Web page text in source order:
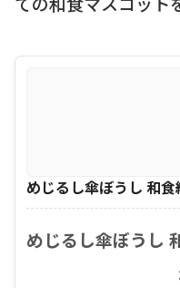
めじるし傘ぼうし 和食
めじるし傘ぼうし